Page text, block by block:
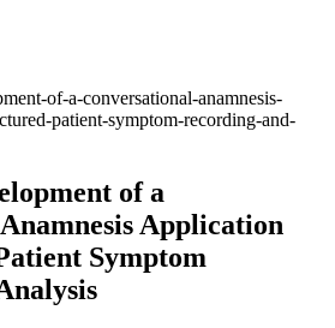
of-a-conversational-anamnesis-
patient-symptom-recording-and-
of a
Application
Symptom